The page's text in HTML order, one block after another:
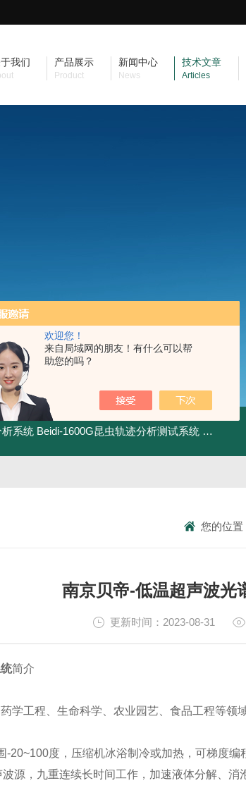
欢迎您！
来自局域网的朋友！有什么可以帮
助您的吗？
我们 产品展示
Product
新闻中心
News
技术文章
Articles
析系统 Beidi-1600G昆虫轨迹分析测试系统
您的位置
南京贝帝-低温超声波光
更新时间：2023-08-31
简介
学工程、生命科学、农业园艺、食品工程等领
-20~100度 ，压缩机冰浴制冷或加热，可梯度
波源 ， 九重连续长时间工作 ，加速液体分解、消